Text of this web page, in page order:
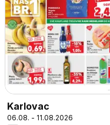
Karlovac
06.08. - 11.08.2026